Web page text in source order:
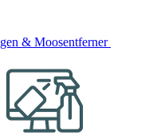
& Moosentferner